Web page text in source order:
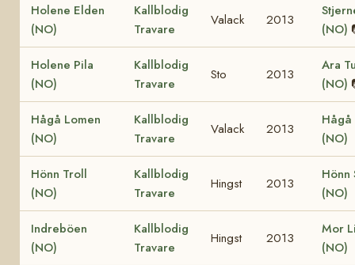
Holene Elden
(NO)
Kallblodig
Travare
Valack 2013
(NO)
Holene Pila
(NO)
Kallblodig
Travare
Sto 2013
Ara
(NO)
Hågå Lomen
(NO)
Kallblodig
Travare
Valack 2013
(NO)
Hönn Troll
(NO)
Kallblodig
Travare
Hingst 2013
Hönn
(NO)
Indreböen
(NO)
Kallblodig
Travare
Hingst 2013
Mor
(NO)